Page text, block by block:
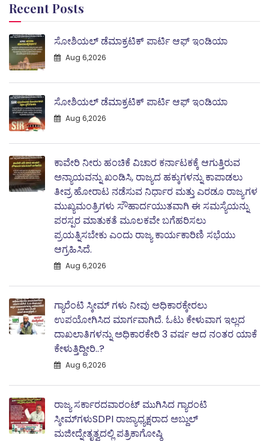
Recent Posts
ಸೋಶಿಯಲ್ ಡೆಮಾಕ್ರಟಿಕ್ ಪಾರ್ಟಿ ಆಫ್ ಇಂಡಿಯಾ
Aug 6,2026
ಸೋಶಿಯಲ್ ಡೆಮಾಕ್ರಟಿಕ್ ಪಾರ್ಟಿ ಆಫ್ ಇಂಡಿಯಾ
Aug 6,2026
ಕಾವೇರಿ ನೀರು ಹಂಚಿಕೆ ವಿಚಾರ ಕರ್ನಾಟಕಕ್ಕೆ ಆಗುತ್ತಿರುವ
ಅನ್ಯಾಯವನ್ನು ಖಂಡಿಸಿ, ರಾಜ್ಯದ ಹಕ್ಕುಗಳನ್ನು ಕಾಪಾಡಲು
ತೀವ್ರ ಹೋರಾಟ ನಡೆಸುವ ನಿರ್ಧಾರ ಮತ್ತು ಎರಡೂ ರಾಜ್ಯಗಳ
ಮುಖ್ಯಮಂತ್ರಿಗಳು ಸೌಹಾರ್ದಯುತವಾಗಿ ಈ ಸಮಸ್ಯೆಯನ್ನು
ಪರಸ್ಪರ ಮಾತುಕತೆ ಮೂಲಕವೇ ಬಗೆಹರಿಸಲು
ಪ್ರಯತ್ನಿಸಬೇಕು ಎಂದು ರಾಜ್ಯ ಕಾರ್ಯಕಾರಿಣಿ ಸಭೆಯು
ಆಗ್ರಹಿಸಿದೆ.
Aug 6,2026
ಗ್ಯಾರೆಂಟಿ ಸ್ಕೀಮ್ ಗಳು ನೀವು ಅಧಿಕಾರಕ್ಕೇರಲು
ಉಪಯೋಗಿಸಿದ ಮಾರ್ಗವಾಗಿದೆ. ಓಟು ಕೇಳುವಾಗ ಇಲ್ಲದ
ದಾಖಲಾತಿಗಳನ್ನು ಅಧಿಕಾರಕೇರಿ 3 ವರ್ಷ ಆದ ನಂತರ ಯಾಕೆ
ಕೇಳುತ್ತಿದ್ದೀರಿ..?
Aug 6,2026
ರಾಜ್ಯ ಸರ್ಕಾರದವಾರಂಟ್ ಮುಗಿಸಿದ ಗ್ಯಾರಂಟಿ
ಸ್ಕೀಮ್‌ಗಳುSDPI ರಾಜ್ಯಾಧ್ಯಕ್ಷರಾದ ಅಬ್ದುಲ್
ಮಜೀದ್ನೇತೃತ್ವದಲ್ಲಿ ಪತ್ರಿಕಾಗೋಷ್ಠಿ